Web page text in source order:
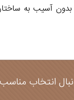
آسیب به
انتخاب